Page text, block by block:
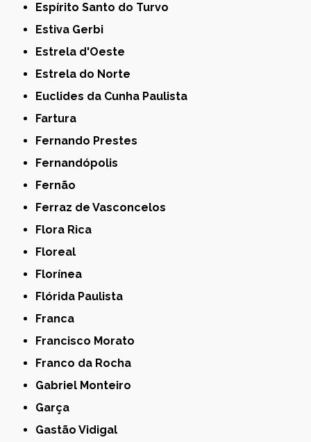
Espírito Santo do Turvo
Estiva Gerbi
Estrela d'Oeste
Estrela do Norte
Euclides da Cunha Paulista
Fartura
Fernando Prestes
Fernandópolis
Fernão
Ferraz de Vasconcelos
Flora Rica
Floreal
Florínea
Flórida Paulista
Franca
Francisco Morato
Franco da Rocha
Gabriel Monteiro
Garça
Gastão Vidigal